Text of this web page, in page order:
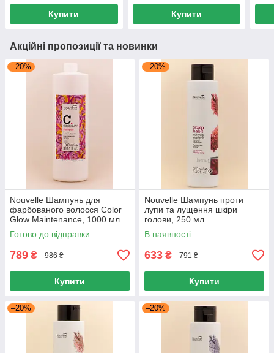
Купити Купити
Акційні пропозиції та новинки
–20%
Nouvelle Шампунь для
фарбованого волосся Color
Glow Maintenance, 1000 мл
Готово до відправки
789 ₴ 986 ₴
Купити
–20%
Nouvelle Шампунь проти
лупи та лущення шкіри
голови, 250 мл
В наявності
633 ₴ 791 ₴
Купити
–20% –20%